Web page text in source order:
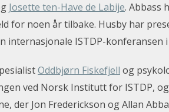
Josette ten-Have de Labije. Abbass
for noen år tilbake. Husby har
internasjonale ISTDP-konferansen
Oddbjørn Fiskefjell og
ved Norsk Institutt for ISTDP,
der Jon Frederickson og Allan